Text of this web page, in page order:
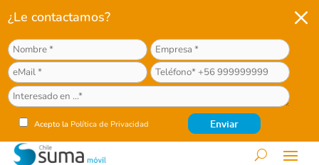
¿Le contactamos?
Acepto la Política de Privacidad
M